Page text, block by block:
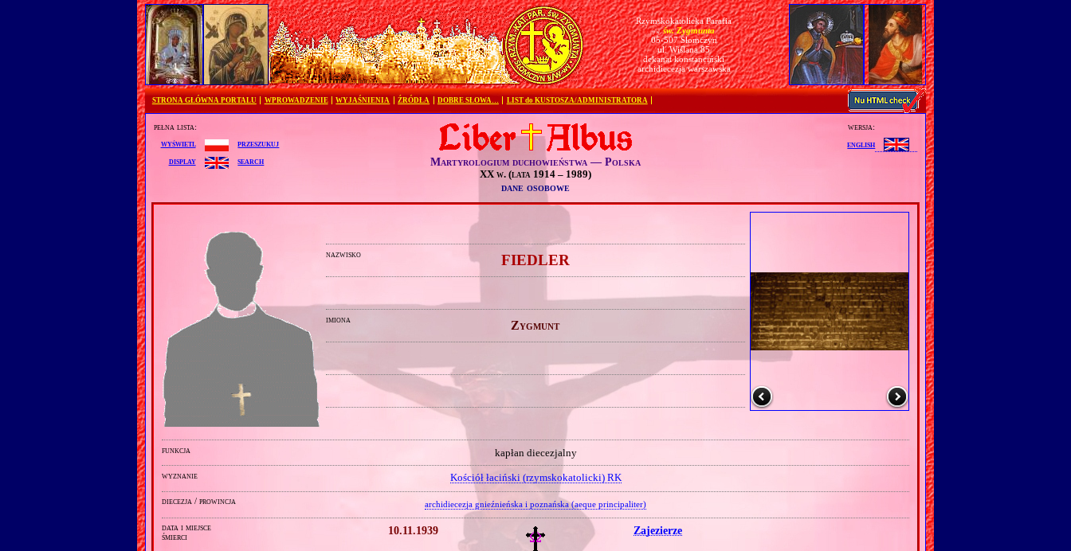
Rzymskokatolicka Parafia
pw.św. Zygmunta
05-507 Słomczyn
ul. Wiślana 85
dekanat konstanciński
archidiecezja warszawska
STRONA GŁÓWNA PORTALU WPROWADZENIE WYJAŚNIENIA ŹRÓDŁA DOBRE SŁOWA… LIST do KUSTOSZA/ADMINISTRATORA
pełna lista:
wyświetl
przeszukuj
display
search Martyrologium duchowieństwa — Polska
XX w. (lata 1914 – 1989)
dane osobowe
wersja:
english
nazwisko FIEDLER
imiona Zygmunt
funkcja kapłan diecezjalny
wyznanie Kościół łaciński (rzymskokatolicki) RK
diecezja / prowincja archidiecezja gnieźnieńska i poznańska (aeque principaliter)
data i miejsce
śmierci
10.11.1939 Zajezierze